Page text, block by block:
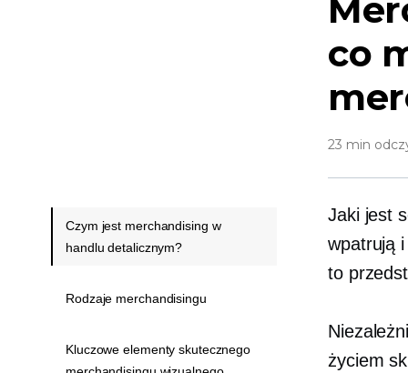
co
23 min
Jaki jest
wpatrują
to
życiem
Czym jest merchandising w
handlu detalicznym?
Rodzaje merchandisingu
Kluczowe elementy skutecznego